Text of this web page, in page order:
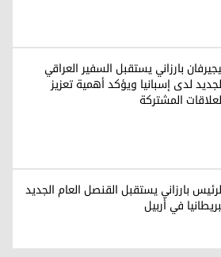
بارزاني يستقبل السفير العراقي
لدى إسبانيا ويؤكد أهمية تعزيز
المشتركة
بارزاني يستقبل القنصل العام الجديد
في أربيل